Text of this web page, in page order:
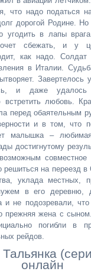
что надо податься
дорогой Родине. Но
угодить в лапы
сбежать, и у
как надо. Солдат
в Италии.
Завертелось
и даже
любовь.
перед обаятельным
и в том, что
малышка –
достигнутому
решиться на переезд
уклада местных,
в его деревню,
и не подозревали,
прежняя жена с
погибли в
рейдов.
онлайн